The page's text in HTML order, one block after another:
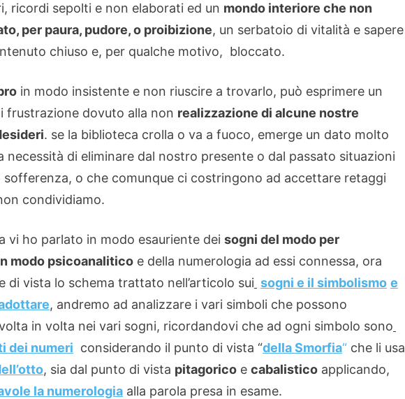
ricordi sepolti e non elaborati ed un mondo interiore che non
per paura, pudore, o proibizione, un serbatoio di vitalità e sapere
chiuso e, per qualche motivo, bloccato.
in modo insistente e non riuscire a trovarlo, può esprimere un
frustrazione dovuto alla non realizzazione di alcune nostre
. se la biblioteca crolla o va a fuoco, emerge un dato molto
necessità di eliminare dal nostro presente o dal passato situazioni
sofferenza, o che comunque ci costringono ad accettare retaggi
condividiamo.
vi ho parlato in modo esauriente dei sogni del modo per
modo psicoanalitico e della numerologia ad essi connessa, ora
di vista lo schema trattato nell’articolo sui sogni e il simbolismo e
, andremo ad analizzare i vari simboli che possono
in volta nei vari sogni, ricordandovi che ad ogni simbolo sono
dei numeri considerando il punto di vista “della Smorfia“ che li usa
, sia dal punto di vista pitagorico e cabalistico applicando,
la numerologia alla parola presa in esame.